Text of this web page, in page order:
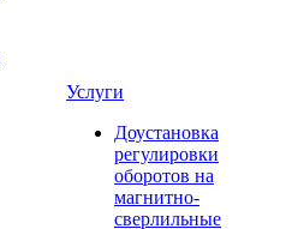
Услуги
Доустановка
регулировки
оборотов на
магнитно-
сверлильные